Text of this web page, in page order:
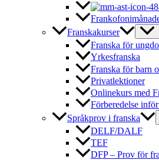
Franskakurser
Franska för
Yrkesfranska
Franska för barn
Privatlektioner
Onlinekurs med
Förberedelse
Språkprov i franska
DELF/DALF
TEF
DFP – Prov för